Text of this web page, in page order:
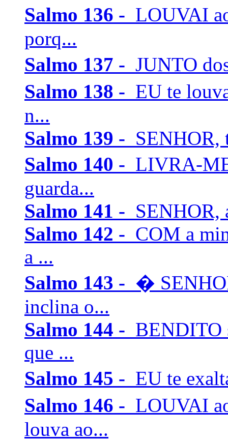
Salmo 136 - LOUVAI
porq...
Salmo 137 - JUNTO
Salmo 138 - EU te
n...
Salmo 139 - SENHOR,
Salmo 140 - LIVRA-
guarda...
Salmo 141 - SENHOR,
Salmo 142 - COM a
a ...
Salmo 143 - �
inclina o...
Salmo 144 - BENDITO
que ...
Salmo 145 - EU te
Salmo 146 - LOUVAI
louva ao...